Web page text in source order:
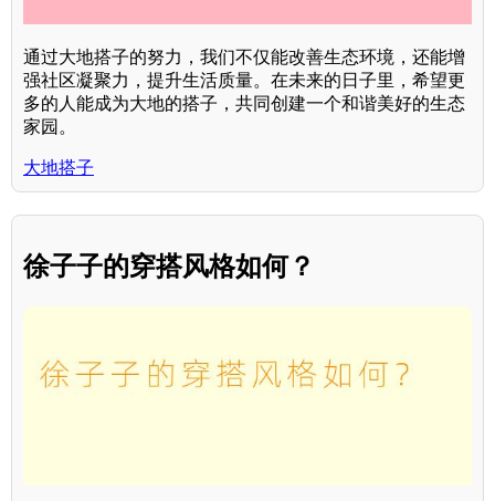
通过大地搭子的努力，我们不仅能改善生态环境，还能增
强社区凝聚力，提升生活质量。在未来的日子里，希望更
多的人能成为大地的搭子，共同创建一个和谐美好的生态
家园。
大地搭子
徐子子的穿搭风格如何？